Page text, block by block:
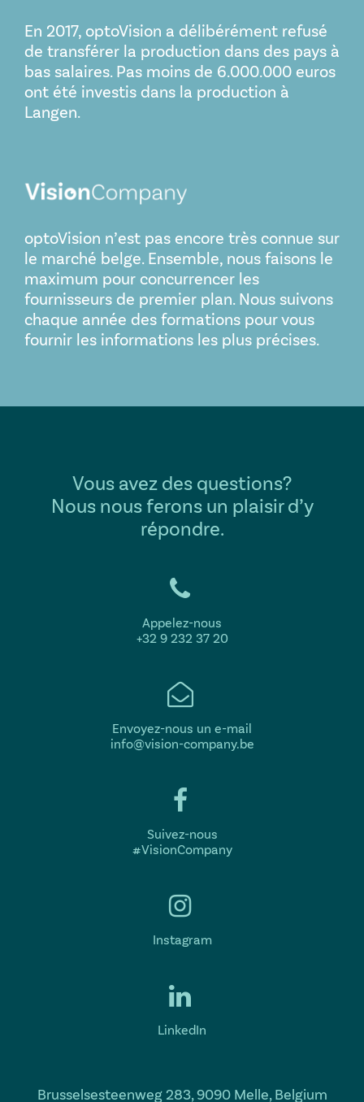
En 2017, optoVision a délibérément refusé
de transférer la production dans des pays à
bas salaires. Pas moins de 6.000.000 euros
ont été investis dans la production à
Langen.
optoVision n’est pas encore très connue sur
le marché belge. Ensemble, nous faisons le
maximum pour concurrencer les
fournisseurs de premier plan. Nous suivons
chaque année des formations pour vous
fournir les informations les plus précises.
Vous avez des questions?
Nous nous ferons un plaisir d’y
répondre.
Appelez-nous
+32 9 232 37 20
Envoyez-nous un e-mail
info@vision-company.be
Suivez-nous
#VisionCompany
Instagram
LinkedIn
Brusselsesteenweg 283, 9090 Melle, Belgium